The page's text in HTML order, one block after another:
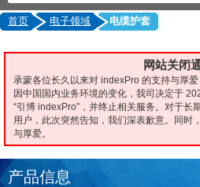
首页 电子领域 电缆护套
网站关闭
承蒙各位长久以来对 indexPro 的支持与厚爱
因中国国内业务环境的变化，我司决定于
“引博 indexPro”，并终止相关服务。对于长
用户，此次突然告知，我们深表歉意。同时
与厚爱。
产品信息